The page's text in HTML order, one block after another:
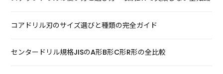
コアドリル刃のサイズ選びと種類の完全ガイド
センタードリル規格JISのA形B形C形R形の全比較